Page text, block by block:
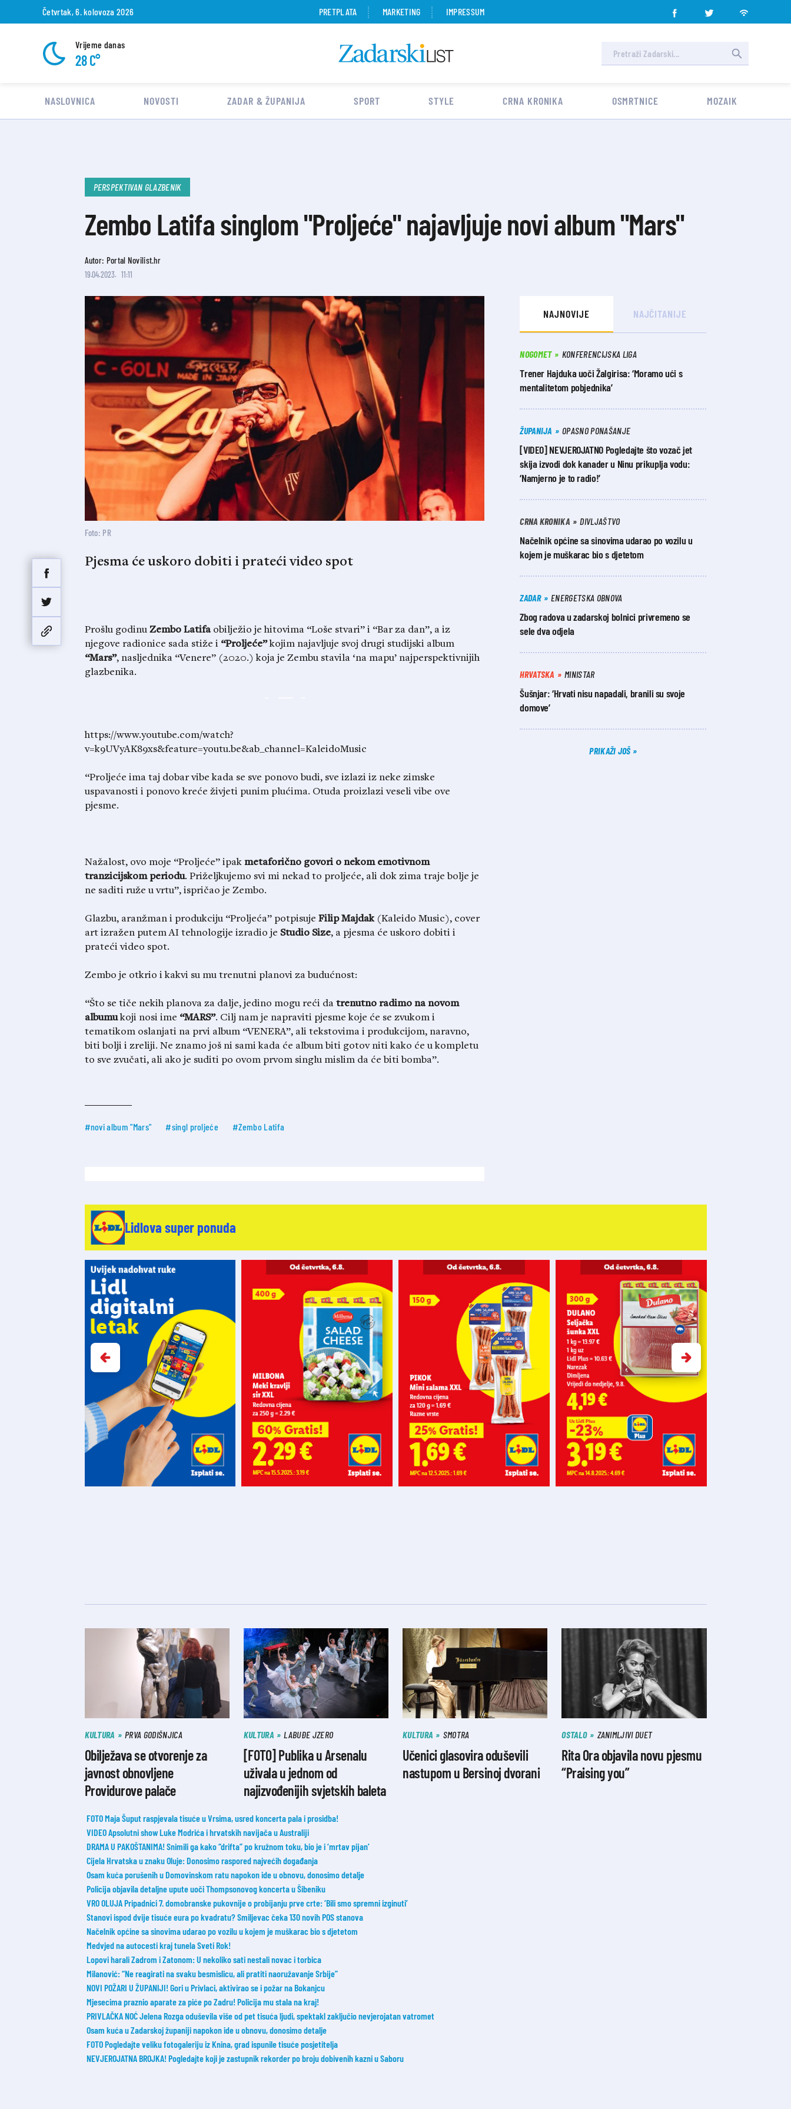
Četvrtak, 6. kolovoza 2026 PRETPLATA MARKETING IMPRESSUM
Vrijeme danas
28 C°
NASLOVNICA NOVOSTI ZADAR & ŽUPANIJA SPORT STYLE CRNA KRONIKA OSMRTNICE MOZAIK
PERSPEKTIVAN GLAZBENIK
Zembo Latifa singlom "Proljeće" najavljuje novi album "Mars"
Autor: Portal Novilist.hr
19.04.2023. 11:11
Foto: PR
Pjesma će uskoro dobiti i prateći video spot
Prošlu godinu Zembo Latifaobilježio je hitovima “Loše stvari” i “Bar za dan”, a iz
njegove radionice sada stiže i “Proljeće”kojim najavljuje svoj drugi studijski album
“Mars”, nasljednika “Venere” (2020.) koja je Zembu stavila ‘na mapu’ najperspektivnijih
glazbenika.
https://www.youtube.com/watch?
v=k9UVyAK89xs&feature=youtu.be&ab_channel=KaleidoMusic
“Proljeće ima taj dobar vibe kada se sve ponovo budi, sve izlazi iz neke zimske
uspavanosti i ponovo kreće živjeti punim plućima. Otuda proizlazi veseli vibe ove
pjesme.
Nažalost, ovo moje “Proljeće” ipak metaforično govori o nekom emotivnom
tranzicijskom periodu. Priželjkujemo svi mi nekad to proljeće, ali dok zima traje bolje je
ne saditi ruže u vrtu”, ispričao je Zembo.
Glazbu, aranžman i produkciju “Proljeća” potpisuje Filip Majdak(Kaleido Music), cover
art izražen putem AI tehnologije izradio je Studio Size, a pjesma će uskoro dobiti i
prateći video spot.
Zembo je otkrio i kakvi su mu trenutni planovi za budućnost:
“Što se tiče nekih planova za dalje, jedino mogu reći datrenutno radimo na novom
albumukoji nosi ime “MARS”. Cilj nam je napraviti pjesme koje će se zvukom i
tematikom oslanjati na prvi album “VENERA”, ali tekstovima i produkcijom, naravno,
biti bolji i zreliji. Ne znamo još ni sami kada će album biti gotov niti kako će u kompletu
to sve zvučati, ali ako je suditi po ovom prvom singlu mislim da će biti bomba”.
#novi album "Mars" #singl proljeće #Zembo Latifa
NAJNOVIJE NAJČITANIJE
NOGOMET KONFERENCIJSKA LIGA
Trener Hajduka uoči Žalgirisa: ‘Moramo ući s
mentalitetom pobjednika’
ŽUPANIJA OPASNO PONAŠANJE
[VIDEO] NEVJEROJATNO Pogledajte što vozač jet
skija izvodi dok kanader u Ninu prikuplja vodu:
‘Namjerno je to radio!’
CRNA KRONIKA DIVLJAŠTVO
Načelnik općine sa sinovima udarao po vozilu u
kojem je muškarac bio s djetetom
ZADAR ENERGETSKA OBNOVA
Zbog radova u zadarskoj bolnici privremeno se
sele dva odjela
HRVATSKA MINISTAR
Šušnjar: ‘Hrvati nisu napadali, branili su svoje
domove’
PRIKAŽI JOŠ
Lidlova super ponuda
KULTURA PRVA GODIŠNJICA
Obilježava se otvorenje za
javnost obnovljene
Providurove palače
KULTURA LABUĐE JZERO
[FOTO] Publika u Arsenalu
uživala u jednom od
najizvođenijih svjetskih baleta
KULTURA SMOTRA
Učenici glasovira oduševili
nastupom u Bersinoj dvorani
OSTALO ZANIMLJIVI DUET
Rita Ora objavila novu pjesmu
“Praising you”
FOTO Maja Šuput raspjevala tisuće u Vrsima, usred koncerta pala i prosidba!
VIDEO Apsolutni show Luke Modrića i hrvatskih navijača u Australiji
DRAMA U PAKOŠTANIMA! Snimili ga kako “drifta” po kružnom toku, bio je i ‘mrtav pijan’
Cijela Hrvatska u znaku Oluje: Donosimo raspored najvećih događanja
Osam kuća porušenih u Domovinskom ratu napokon ide u obnovu, donosimo detalje
Policija objavila detaljne upute uoči Thompsonovog koncerta u Šibeniku
VRO OLUJA Pripadnici 7. domobranske pukovnije o probijanju prve crte: ‘Bili smo spremni izginuti’
Stanovi ispod dvije tisuće eura po kvadratu? Smiljevac čeka 130 novih POS stanova
Načelnik općine sa sinovima udarao po vozilu u kojem je muškarac bio s djetetom
Medvjed na autocesti kraj tunela Sveti Rok!
Lopovi harali Zadrom i Zatonom: U nekoliko sati nestali novac i torbica
Milanović: “Ne reagirati na svaku besmislicu, ali pratiti naoružavanje Srbije”
NOVI POŽARI U ŽUPANIJI! Gori u Privlaci, aktivirao se i požar na Bokanjcu
Mjesecima praznio aparate za piće po Zadru! Policija mu stala na kraj!
PRIVLAČKA NOĆ Jelena Rozga oduševila više od pet tisuća ljudi, spektakl zaključio nevjerojatan vatromet
Osam kuća u Zadarskoj županiji napokon ide u obnovu, donosimo detalje
FOTO Pogledajte veliku fotogaleriju iz Knina, grad ispunile tisuće posjetitelja
NEVJEROJATNA BROJKA! Pogledajte koji je zastupnik rekorder po broju dobivenih kazni u Saboru